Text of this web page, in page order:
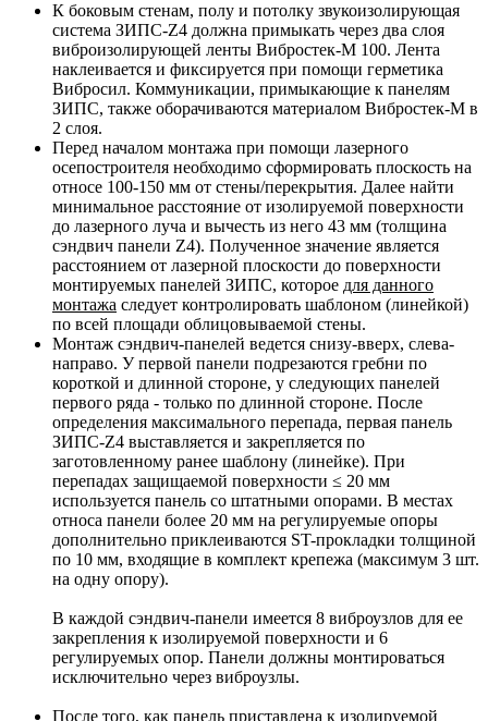
К боковым стенам, полу и потолку звукоизолирующая
система ЗИПС-Z4 должна примыкать через два слоя
виброизолирующей ленты Вибростек-М 100. Лента
наклеивается и фиксируется при помощи герметика
Вибросил. Коммуникации, примыкающие к панелям
ЗИПС, также оборачиваются материалом Вибростек-М в
2 слоя.
Перед началом монтажа при помощи лазерного
осепостроителя необходимо сформировать плоскость на
относе 100-150 мм от стены/перекрытия. Далее найти
минимальное расстояние от изолируемой поверхности
до лазерного луча и вычесть из него 43 мм (толщина
сэндвич панели Z4). Полученное значение является
расстоянием от лазерной плоскости до поверхности
монтируемых панелей ЗИПС, которое для данного
монтажа следует контролировать шаблоном (линейкой)
по всей площади облицовываемой стены.
Монтаж сэндвич-панелей ведется снизу-вверх, слева-
направо. У первой панели подрезаются гребни по
короткой и длинной стороне, у следующих панелей
первого ряда - только по длинной стороне. После
определения максимального перепада, первая панель
ЗИПС-Z4 выставляется и закрепляется по
заготовленному ранее шаблону (линейке). При
перепадах защищаемой поверхности ≤ 20 мм
используется панель со штатными опорами. В местах
относа панели более 20 мм на регулируемые опоры
дополнительно приклеиваются ST-прокладки толщиной
по 10 мм, входящие в комплект крепежа (максимум 3 шт.
на одну опору).
В каждой сэндвич-панели имеется 8 виброузлов для ее
закрепления к изолируемой поверхности и 6
регулируемых опор. Панели должны монтироваться
исключительно через виброузлы.
После того, как панель приставлена к изолируемой